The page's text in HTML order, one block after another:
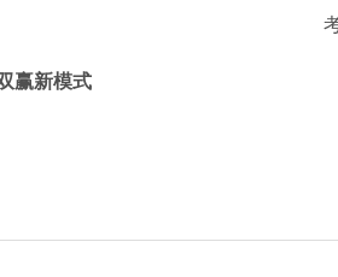
赢新模式